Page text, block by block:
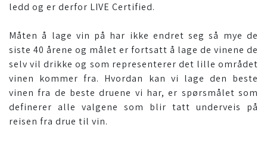
ledd og er derfor LIVE Certified.
Måten å lage vin på har ikke endret seg så mye de
siste 40 årene og målet er fortsatt å lage de vinene de
selv vil drikke og som representerer det lille området
vinen kommer fra. Hvordan kan vi lage den beste
vinen fra de beste druene vi har, er spørsmålet som
definerer alle valgene som blir tatt underveis på
reisen fra drue til vin.